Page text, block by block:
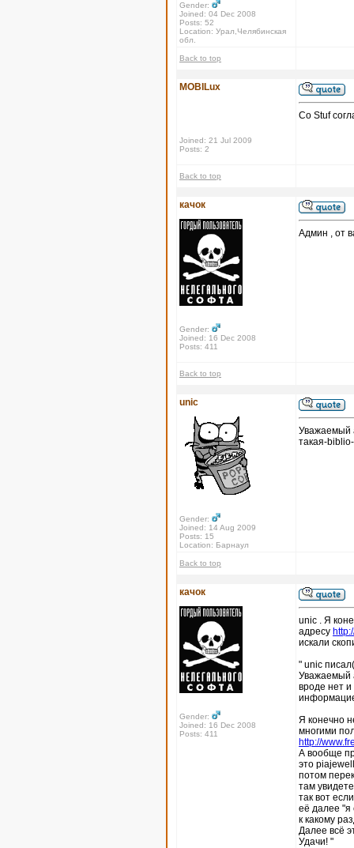
Gender:
Joined: 04 Dec 2008
Posts: 52
Location: Урал,Челябинская
обл.
Back to top
MOBILux
Joined: 21 Jul 2009
Posts: 2
Со Stuf
Back to top
качок
Gender:
Joined: 16 Dec 2008
Posts: 411
Админ , от
Back to top
unic
Gender:
Joined: 14 Aug 2009
Posts: 15
Location: Барнаул
Уважаемый
такая-
Back to top
качок
Gender:
Joined: 16 Dec 2008
Posts: 411
unic . Я
адресу
искали
" unic
Уважаемый
вроде нет
Я конечно
многими
http://
А вообще
это
потом
там
так вот
её далее "я
к какому
Далее всё
Удачи! "